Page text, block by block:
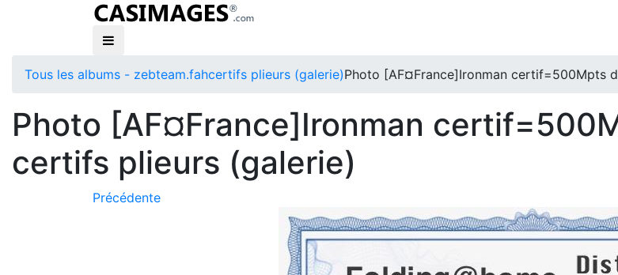
Tous les albums - zebteam.fahcertifs plieurs (galerie)Photo [AF¤France]Ironman certif=500Mpts
Photo [AF¤France]Ironman
certifs plieurs (galerie)
Précédente